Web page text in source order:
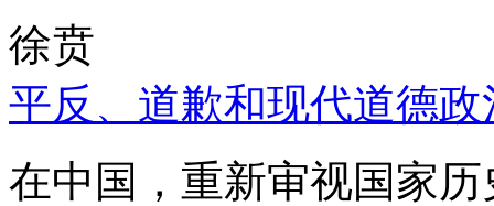
徐贲
平反、道歉和现代道德政
在中国，重新审视国家